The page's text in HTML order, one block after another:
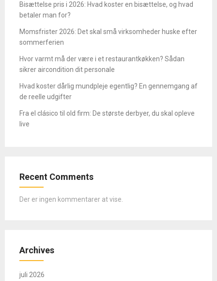
Bisættelse pris i 2026: Hvad koster en bisættelse, og hvad
betaler man for?
Momsfrister 2026: Det skal små virksomheder huske efter
sommerferien
Hvor varmt må der være i et restaurantkøkken? Sådan
sikrer aircondition dit personale
Hvad koster dårlig mundpleje egentlig? En gennemgang af
de reelle udgifter
Fra el clásico til old firm: De største derbyer, du skal opleve
live
Recent Comments
Der er ingen kommentarer at vise.
Archives
juli 2026